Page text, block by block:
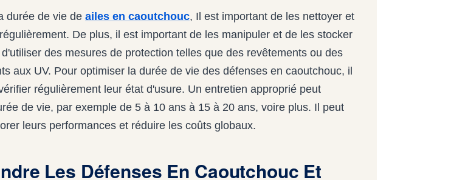
durée de vie de ailes en caoutchouc, Il est important de les nettoyer et
De plus, il est important de les manipuler et de les stocker
des mesures de protection telles que des revêtements ou des
aux UV. Pour optimiser la durée de vie des défenses en caoutchouc, il
régulièrement leur état d'usure. Un entretien approprié peut
de vie, par exemple de 5 à 10 ans à 15 à 20 ans, voire plus. Il peut
leurs performances et réduire les coûts globaux.
Les Défenses En Caoutchouc Et